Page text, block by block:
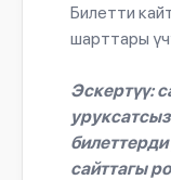
Билетти
шарттары
Эскертүү:
сайттагы